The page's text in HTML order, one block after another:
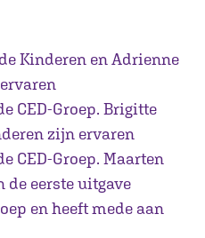
Kinderen en Adrienne
CED-Groep. Brigitte
zijn ervaren
CED-Groep. Maarten
eerste uitgave
en heeft mede aan